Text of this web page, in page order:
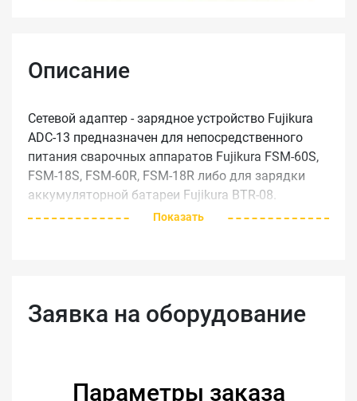
Описание
Сетевой адаптер - зарядное устройство Fujikura
ADC-13 предназначен для непосредственного
питания сварочных аппаратов Fujikura FSM-60S,
FSM-18S, FSM-60R, FSM-18R либо для зарядки
аккумуляторной батареи Fujikura BTR-08.
Основные характеристики:
на входе.
Показать
Заявка на оборудование
Параметры заказа